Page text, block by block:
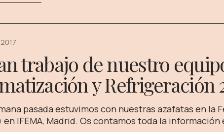
trabajo de nuestro
y Refrigeración
pasada estuvimos con nuestras azafatas en la
en IFEMA, Madrid. Os contamos toda la